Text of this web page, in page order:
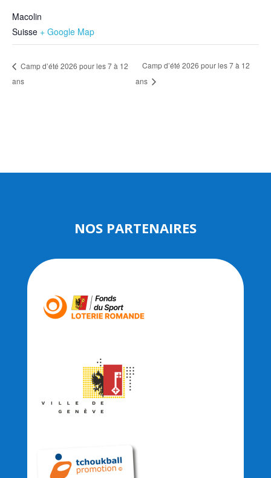
Macolin
Suisse + Google Map
Camp d’été 2026 pour les 7 à 12
ans
Camp d’été 2026 pour les 7 à 12
ans
NOS PARTENAIRES